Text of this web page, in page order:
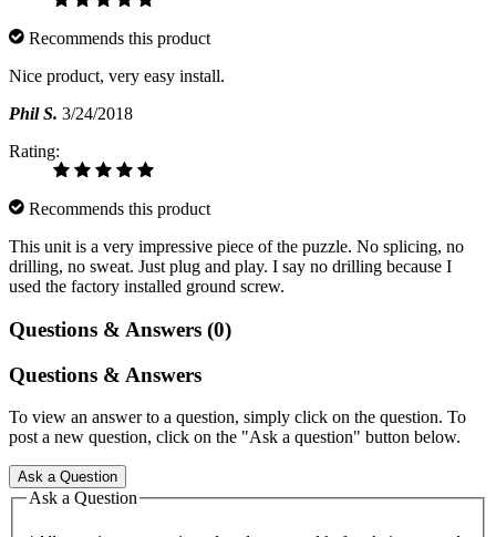
Recommends this product
Nice product, very easy install.
Phil S. 3/24/2018
Rating:
Recommends this product
This unit is a very impressive piece of the puzzle. No splicing, no
drilling, no sweat. Just plug and play. I say no drilling because I
used the factory installed ground screw.
Questions & Answers (0)
Questions & Answers
To view an answer to a question, simply click on the question. To
post a new question, click on the "Ask a question" button below.
Ask a Question
Ask a Question